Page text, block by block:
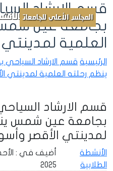
المجلس الأعلى للجامعات
قسم الارشاد
بجامعة عين
العلمية
الرئيسية قسم الارشاد
ينظم رحلته العلمية لمدينتي
قسم الارشاد
بجامعة عين شمس
لمدينتي الأقصر
الأنشطة
الطلابية
2025